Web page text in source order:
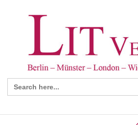
Search
for: